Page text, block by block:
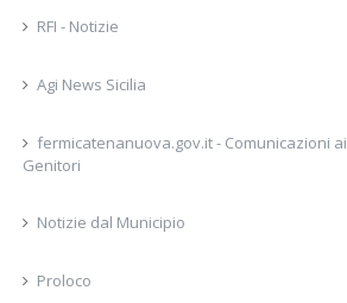
RFI - Notizie
Agi News Sicilia
fermicatenanuova.gov.it - Comunicazioni ai
Genitori
Notizie dal Municipio
Proloco